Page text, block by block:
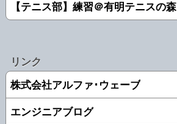
【テニス部】練習＠有明テニスの森
リンク
株式会社アルファ･ウェーブ
エンジニアブログ